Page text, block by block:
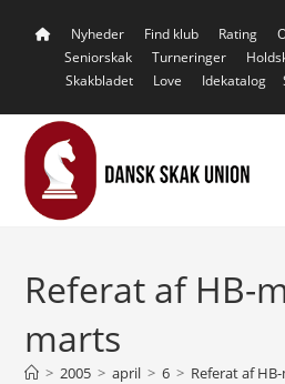
Nyheder Find klub Rating
Seniorskak
Turneringer
Skakbladet
Love Idekatalog
Referat af HB-
marts
> 2005 > april > 6 > Referat af